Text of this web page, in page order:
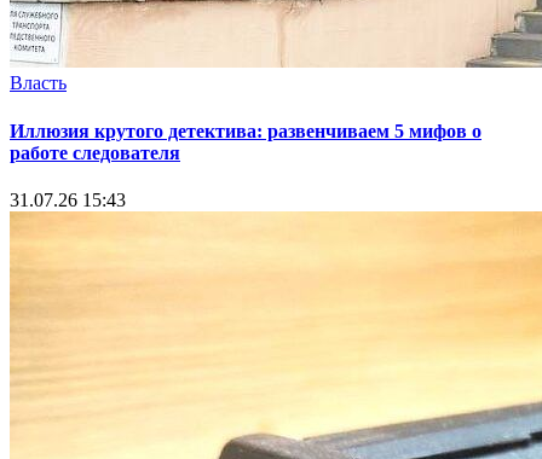
Власть
Иллюзия крутого детектива: развенчиваем 5 мифов о
работе следователя
31.07.26 15:43